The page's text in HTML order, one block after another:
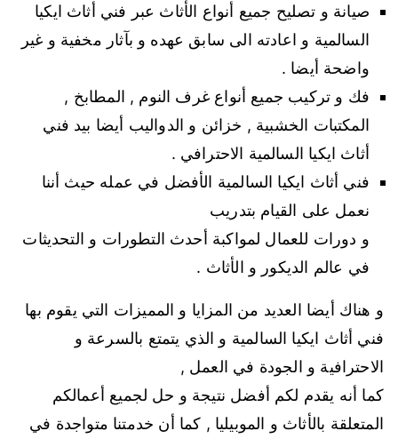
صيانة و تصليح جميع أنواع الأثاث عبر فني أثاث ايكيا
السالمية و اعادته الى سابق عهده و بآثار مخفية و غير
واضحة أيضا .
فك و تركيب جميع أنواع غرف النوم , المطابخ ,
المكتبات الخشبية , خزائن و الدواليب أيضا بيد فني
أثاث ايكيا السالمية الاحترافي .
فني أثاث ايكيا السالمية الأفضل في عمله حيث أننا
نعمل على القيام بتدريب
و دورات للعمال لمواكبة أحدث التطورات و التحديثات
في عالم الديكور و الأثاث .
و هناك أيضا العديد من المزايا و المميزات التي يقوم بها
فني أثاث ايكيا السالمية و الذي يتمتع بالسرعة و
الاحترافية و الجودة في العمل ,
كما أنه يقدم لكم أفضل نتيجة و حل لجميع أعمالكم
المتعلقة بالأثاث و الموبيليا , كما أن خدمتنا متواجدة في